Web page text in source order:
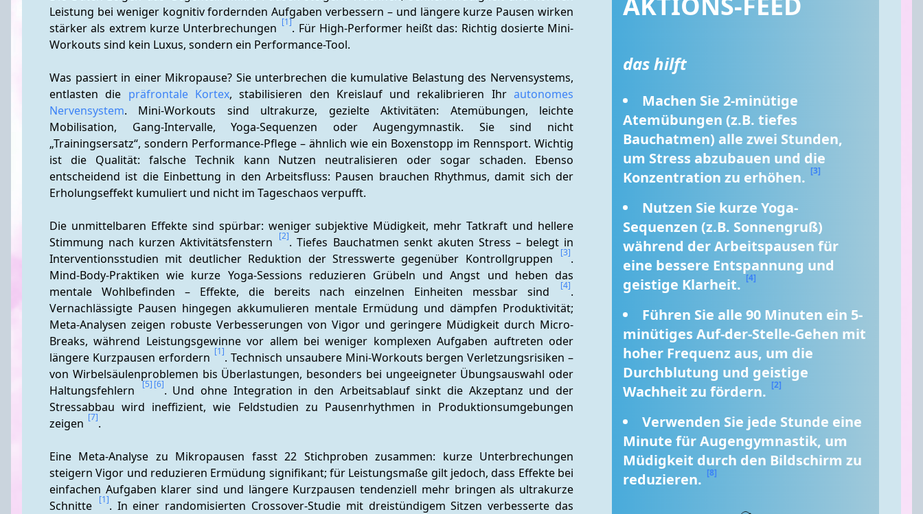
Leistung bei weniger kognitiv fordernden Aufgaben verbessern – und längere kurze Pausen wirken
stärker als extrem kurze Unterbrechungen [1]. Für High-Performer heißt das: Richtig dosierte Mini-
Workouts sind kein Luxus, sondern ein Performance-Tool.
Was passiert in einer Mikropause? Sie unterbrechen die kumulative Belastung des Nervensystems,
entlasten die präfrontale Kortex, stabilisieren den Kreislauf und rekalibrieren Ihr autonomes
Nervensystem. Mini-Workouts sind ultrakurze, gezielte Aktivitäten: Atemübungen, leichte
Mobilisation, Gang-Intervalle, Yoga-Sequenzen oder Augengymnastik. Sie sind nicht
„Trainingsersatz“, sondern Performance-Pflege – ähnlich wie ein Boxenstopp im Rennsport. Wichtig
ist die Qualität: falsche Technik kann Nutzen neutralisieren oder sogar schaden. Ebenso
entscheidend ist die Einbettung in den Arbeitsfluss: Pausen brauchen Rhythmus, damit sich der
Erholungseffekt kumuliert und nicht im Tageschaos verpufft.
Die unmittelbaren Effekte sind spürbar: weniger subjektive Müdigkeit, mehr Tatkraft und hellere
Stimmung nach kurzen Aktivitätsfenstern
[2]. Tiefes Bauchatmen senkt akuten Stress – belegt in
Interventionsstudien mit deutlicher Reduktion der Stresswerte gegenüber Kontrollgruppen
[3].
Mind-Body-Praktiken wie kurze Yoga-Sessions reduzieren Grübeln und Angst und heben das
mentale Wohlbefinden – Effekte, die bereits nach einzelnen Einheiten messbar sind
[4].
Vernachlässigte Pausen hingegen akkumulieren mentale Ermüdung und dämpfen Produktivität;
Meta-Analysen zeigen robuste Verbesserungen von Vigor und geringere Müdigkeit durch Micro-
Breaks, während Leistungsgewinne vor allem bei weniger komplexen Aufgaben auftreten oder
längere Kurzpausen erfordern [1]. Technisch unsaubere Mini-Workouts bergen Verletzungsrisiken –
von Wirbelsäulenproblemen bis Überlastungen, besonders bei ungeeigneter Übungsauswahl oder
Haltungsfehlern
[5] [6]. Und ohne Integration in den Arbeitsablauf sinkt die Akzeptanz und der
Stressabbau wird ineffizient, wie Feldstudien zu Pausenrhythmen in Produktionsumgebungen
zeigen [7].
Eine Meta-Analyse zu Mikropausen fasst 22 Stichproben zusammen: kurze Unterbrechungen
steigern Vigor und reduzieren Ermüdung signifikant; für Leistungsmaße gilt jedoch, dass Effekte bei
einfachen Aufgaben klarer sind und längere Kurzpausen tendenziell mehr bringen als ultrakurze
Schnitte
[1]. In einer randomisierten Crossover-Studie mit dreistündigem Sitzen verbesserte das
das hilft
Machen Sie 2-minütige
Atemübungen (z.B. tiefes
Bauchatmen) alle zwei Stunden,
um Stress abzubauen und die
Konzentration zu erhöhen. [3]
Nutzen Sie kurze Yoga-
Sequenzen (z.B. Sonnengruß)
während der Arbeitspausen für
eine bessere Entspannung und
geistige Klarheit. [4]
Führen Sie alle 90 Minuten ein 5-
minütiges Auf-der-Stelle-Gehen mit
hoher Frequenz aus, um die
Durchblutung und geistige
Wachheit zu fördern. [2]
Verwenden Sie jede Stunde eine
Minute für Augengymnastik, um
Müdigkeit durch den Bildschirm zu
reduzieren. [8]